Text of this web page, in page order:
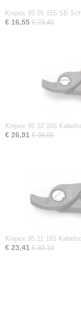
Knipex 95 05 155 SB
€ 16,55 € 23,40
Knipex 95 12 165
€ 26,91 € 38,05
Knipex 95 11 165
€ 23,41 € 33,10